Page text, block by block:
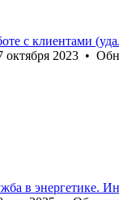
с клиентами
октября 2023 •
в энергетике.